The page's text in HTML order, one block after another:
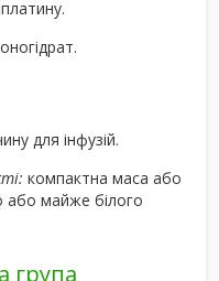
для інфузій.
компактна маса або
або майже білого
група